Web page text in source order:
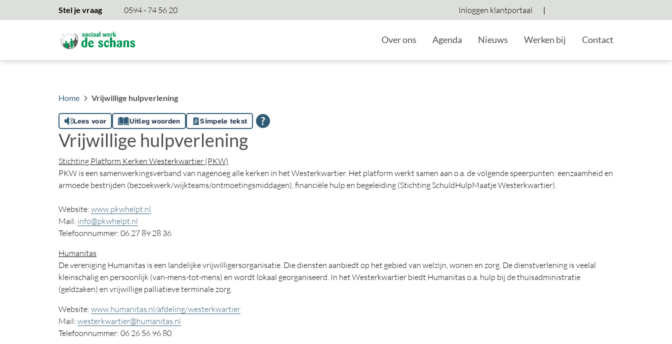
Stel je vraag 0594 - 74 56 20 Inloggen klantportaal
Hoog contrast wisselen
Lettergrootte vergroten
Lettergrootte
HomeOver ons Agenda Nieuws Werken bij Contact
Home Vrijwillige hulpverlening
Lees voor Uitleg woorden Simpele tekst
Vrijwillige hulpverlening
Stichting Platform Kerken Westerkwartier (PKW)
PKW is een samenwerkingsverband van nagenoeg alle kerken in het Westerkwartier. Het platform werkt samen aan o.a. de volgende speerpunten: eenzaamheid en
armoede bestrijden (bezoekwerk/wijkteams/ontmoetingsmiddagen), financiële hulp en begeleiding (Stichting SchuldHulpMaatje Westerkwartier).
Website: www.pkwhelpt.nl
Mail: info@pkwhelpt.nl
Telefoonnummer: 06 27 89 28 36
Humanitas
De vereniging Humanitas is een landelijke vrijwilligersorganisatie. Die diensten aanbiedt op het gebied van welzijn, wonen en zorg. De dienstverlening is veelal
kleinschalig en persoonlijk (van-mens-tot-mens) en wordt lokaal georganiseerd. In het Westerkwartier biedt Humanitas o.a. hulp bij de thuisadministratie
(geldzaken) en vrijwillige palliatieve terminale zorg.
Website: www.humanitas.nl/afdeling/westerkwartier
Mail: westerkwartier@humanitas.nl
Telefoonnummer: 06 26 56 96 80